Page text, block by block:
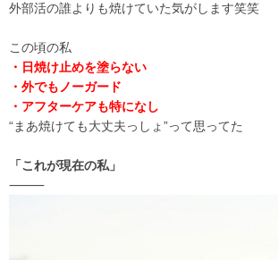
外部活の誰よりも焼けていた気がします笑笑
この頃の私
・日焼け止めを塗らない
・外でもノーガード
・アフターケアも特になし
“まあ焼けても大丈夫っしょ”って思ってた
「これが現在の私」
⸻